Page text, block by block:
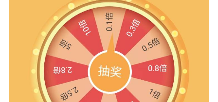
想要更快入门社区，请阅读【新手宝典】
花农场 藏宝阁 夺宝岛 金券所 刮部落
新手宝典
社区入门必看指南
0.1折手游
多款游戏任君畅玩